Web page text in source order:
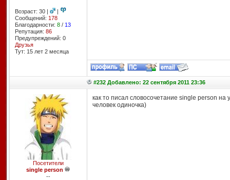
Возраст: 30 |
|
Сообщений: 178
Благодарности: 8/ 13
Репутация: 86
Предупреждений: 0
Друзья
Тут: 15 лет 2 месяцa
#232 Добавлено: 22 сентября 2011 23:36
Посетители
single person
--
как то писал словосочетание single person на
человек одиночка)